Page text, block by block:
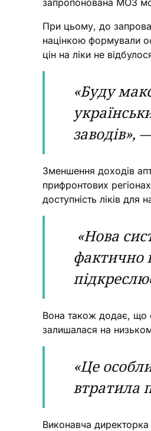
При цьому, до
націнкою формували
цін на ліки не
«Буду
заводів»,
Зменшення доходів
прифронтових
доступність ліків для
«Нова
фактично
Вона також додає, що
залишалася на
«Це
втратила
Виконавча